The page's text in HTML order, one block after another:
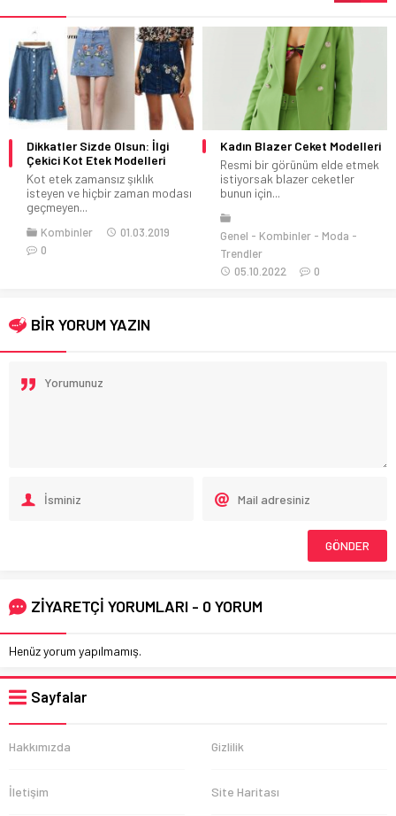
Kadın Blazer Ceket Modelleri
Resmi bir görünüm elde etmek
istiyorsak blazer ceketler
bunun için...
Genel Kombinler
Moda
Trendler
Bayan Füme Pantolon
Kombinleri
Bayan füme pantolon
kombinleri ile modası her daim
Kombinler
30.06.2020
0
BİR YORUM YAZIN
ZİYARETÇİ YORUMLARI - 0 YORUM
Henüz yorum yapılmamış.
Sayfalar
Hakkımızda Gizlilik
İletişim Site Haritası